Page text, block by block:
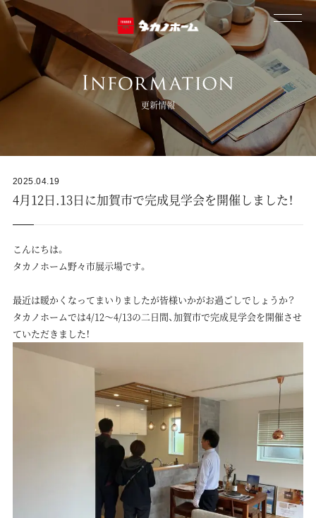
更新情報
2025.04.19
4月12日.13日に加賀市で完成見学会を開催しました！
こんにちは。
タカノホーム野々市展示場です。
最近は暖かくなってまいりましたが皆様いかがお過ごしでしょうか？
タカノホームでは4/12～4/13の二日間、加賀市で完成見学会を開催させ
ていただきました！